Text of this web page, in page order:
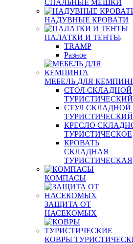
СПАЛЬНЫЕ МЕШКИ
НАДУВНЫЕ КРОВАТИ
ПАЛАТКИ И ТЕНТЫ
TRAMP
Разное
МЕБЕЛЬ ДЛЯ
СТОЛ СКЛАДНОЙ
ТУРИСТИЧЕСКИЙ
СТУЛ СКЛАДНОЙ
ТУРИСТИЧЕСКИЙ
КРЕСЛО
ТУРИСТИЧЕСКОЕ
КРОВАТЬ
СКЛАДНАЯ
ТУРИСТИЧЕСКАЯ
КОМПАСЫ
ЗАЩИТА ОТ
НАСЕКОМЫХ
КОВРЫ